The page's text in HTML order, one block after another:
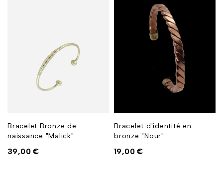
Bracelet Bronze de
naissance "Malick"
39,00€
Bracelet d'identité en
bronze "Nour"
19,00€